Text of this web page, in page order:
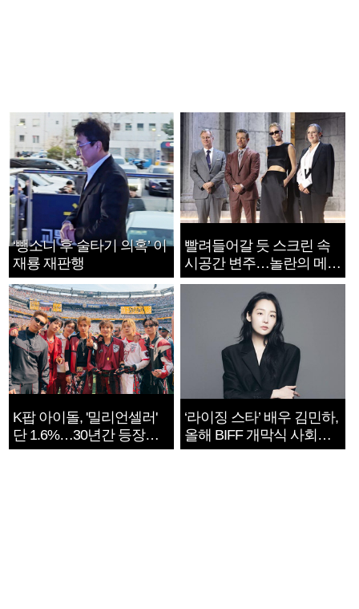
‘뺑소니 후 술타기 의혹’ 이
재룡 재판행
빨려들어갈 듯 스크린 속
시공간 변주…놀란의 메시
지는 ‘전쟁 속죄’
K팝 아이돌, '밀리언셀러'
단 1.6%…30년간 등장
1182개팀 전수조사
‘라이징 스타’ 배우 김민하,
올해 BIFF 개막식 사회자
확정